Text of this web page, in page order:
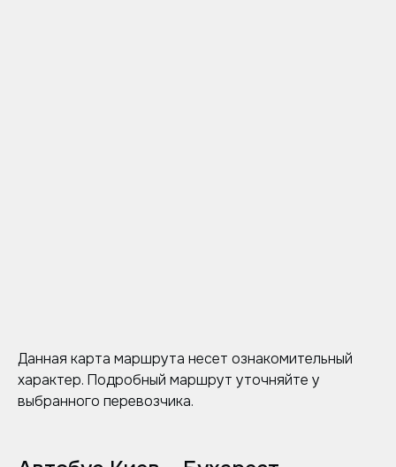
Данная карта маршрута несет ознакомительный
характер. Подробный маршрут уточняйте у
выбранного перевозчика.